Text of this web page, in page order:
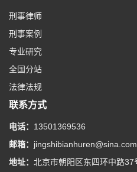
刑事律师
刑事案例
专业研究
全国分站
法律法规
联系方式
电话： 13501369536
邮箱： jingshibianhuren@sina.com
地址： 北京市朝阳区东四环中路37